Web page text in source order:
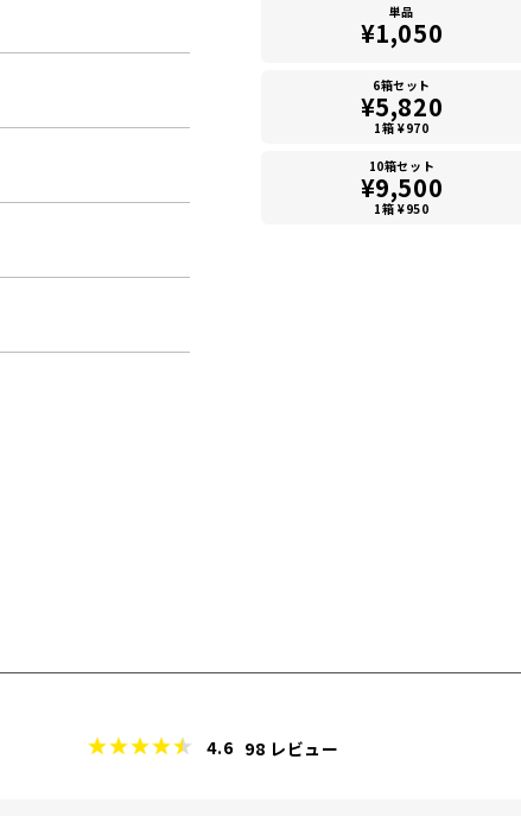
単品
¥1,050
6箱セット
¥5,820
1箱 ¥970
10箱セット
¥9,500
1箱 ¥950
4.6 98 レビュー